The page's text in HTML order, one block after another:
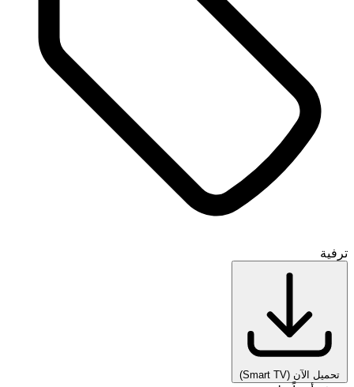
ترفية
تحميل الآن (Smart TV)